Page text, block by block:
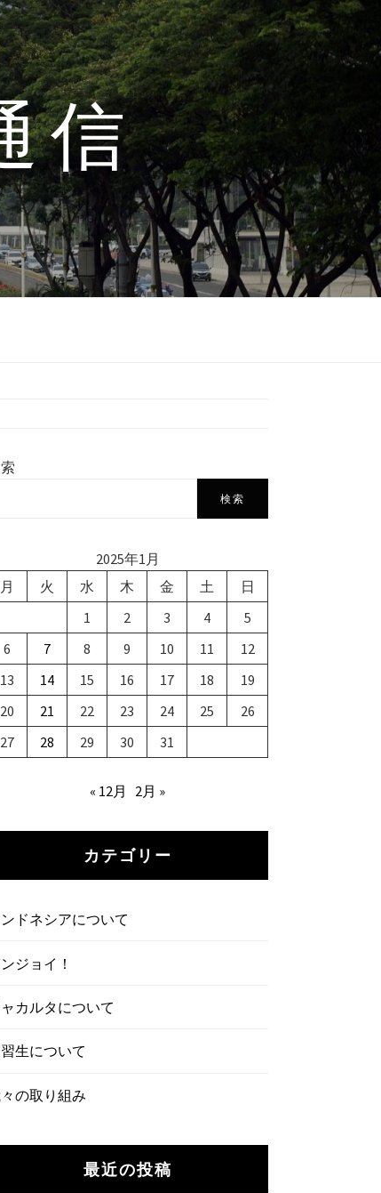
信
検索
2025年1月
月
火 水 木 金 土
日
1
2 3 4
5
6
7 8 9 10 11
12
13
14 15 16 17 18
19
20
21 22 23 24 25
26
27
28 29 30 31
« 12月 2月 »
カテゴリー
ドネシアについて
ジョイ！
カルタについて
生について
の取り組み
最近の投稿